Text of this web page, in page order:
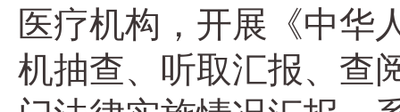
医疗机构，开展《中华
机抽查、听取汇报、查